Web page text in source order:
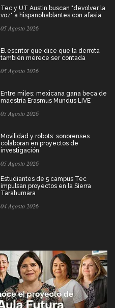
Tec y UT Austin buscan "devolver la
voz" a hispanohablantes con afasia
05 Agosto 2026
El escritor que dice que la derrota
también merece ser contada
05 Agosto 2026
Entre miles: mexicana gana beca de
maestría Erasmus Mundus LIVE
05 Agosto 2026
Movilidad y robots: sonorenses
colaboran en proyectos de
investigación
05 Agosto 2026
Estudiantes de 5 campus Tec
impulsan proyectos en la Sierra
Tarahumara
04 Agosto 2026